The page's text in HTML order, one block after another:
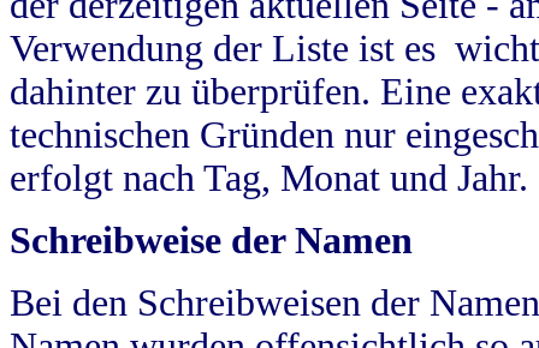
Verwendung der Liste ist es
dahinter zu überprüfen. Eine
technischen Gründen nur
erfolgt nach Tag, Monat und Jahr.
Schreibweise der Namen
Bei den Schreibweisen der